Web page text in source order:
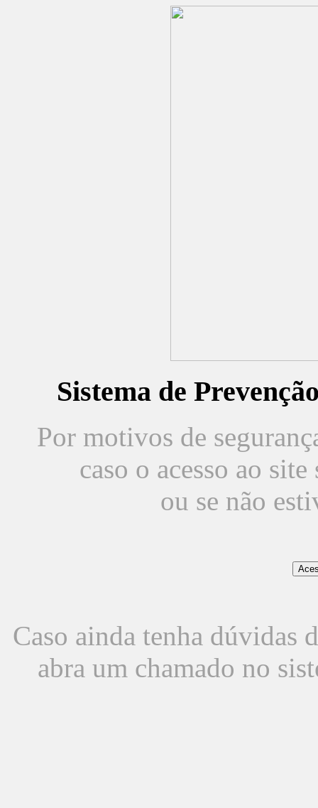
Sistema de
Por motivos de
caso o acesso ao
ou se não
Caso ainda tenha dúvidas
abra um chamado no